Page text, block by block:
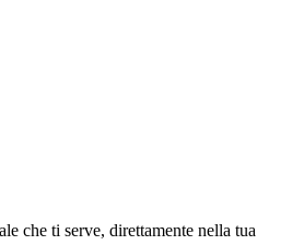
che ti serve, direttamente nella tua